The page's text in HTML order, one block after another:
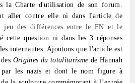
la Charte d'utilisation de son forum.
aller contre elle ni dans l'article de
jeu des différences entre le FN et le
cette question ni dans les 3 réponses
internautes. Ajoutons que l'article est
Origines du totalitarisme de Hannah
les nazis et dont le nom figure à